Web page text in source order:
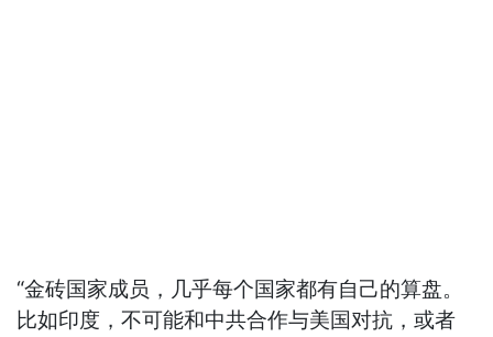
“金砖国家成员，几乎每个国家都有自己的算盘。
比如印度，不可能和中共合作与美国对抗，或者